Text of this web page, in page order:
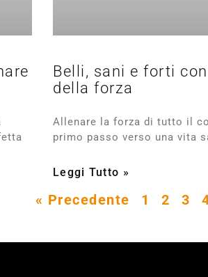
Belli, sani e forti
della forza
Allenare la forza di tutto il
primo passo verso una vita
Leggi Tutto »
« Precedente 1 2 3